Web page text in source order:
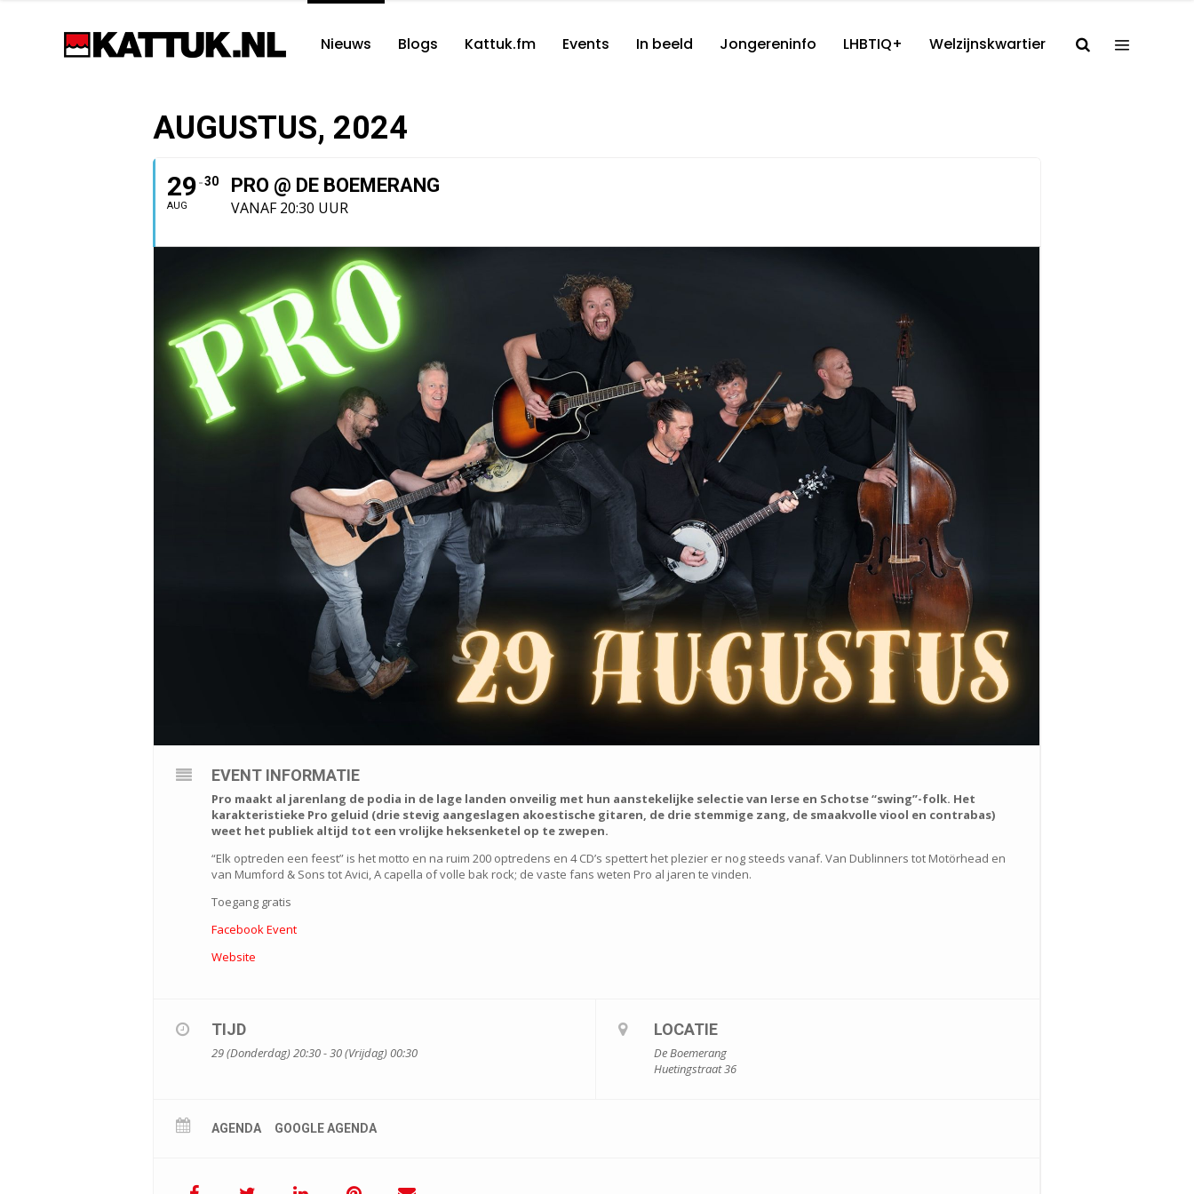
Nieuws Blogs Kattuk.fm Events In beeld Jongereninfo LHBTIQ+ Welzijnskwartier
AUGUSTUS, 2024
29
AUG
30 PRO @ DE BOEMERANG
VANAF 20:30 UUR
EVENT INFORMATIE
Pro maakt al jarenlang de podia in de lage landen onveilig met hun aanstekelijke selectie van Ierse en Schotse “swing”-folk. Het
karakteristieke Pro geluid (drie stevig aangeslagen akoestische gitaren, de drie stemmige zang, de smaakvolle viool en contrabas)
weet het publiek altijd tot een vrolijke heksenketel op te zwepen.
“Elk optreden een feest” is het motto en na ruim 200 optredens en 4 CD’s spettert het plezier er nog steeds vanaf. Van Dublinners tot Motörhead en
van Mumford & Sons tot Avici, A capella of volle bak rock; de vaste fans weten Pro al jaren te vinden.
Toegang gratis
Facebook Event
Website
TIJD
29 (Donderdag) 20:30 - 30 (Vrijdag) 00:30
LOCATIE
De Boemerang
Huetingstraat 36
AGENDA GOOGLE AGENDA